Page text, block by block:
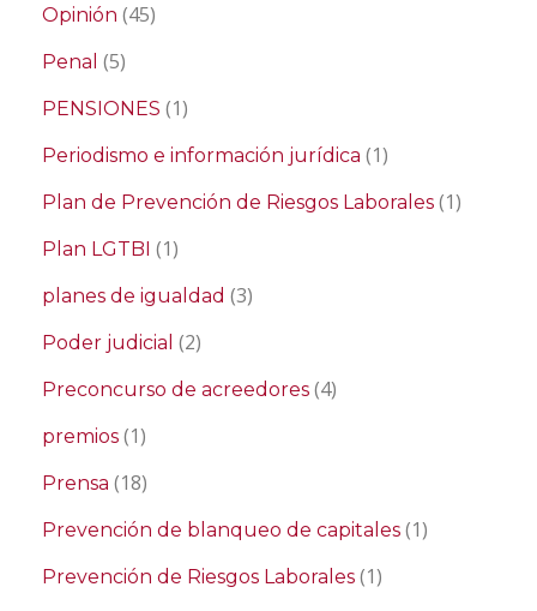
Opinión (45)
Penal (5)
PENSIONES (1)
Periodismo e información jurídica (1)
Plan de Prevención de Riesgos Laborales (1)
Plan LGTBI (1)
planes de igualdad (3)
Poder judicial (2)
Preconcurso de acreedores (4)
premios (1)
Prensa (18)
Prevención de blanqueo de capitales (1)
Prevención de Riesgos Laborales (1)